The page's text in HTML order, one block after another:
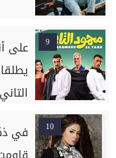
9
على
10
في